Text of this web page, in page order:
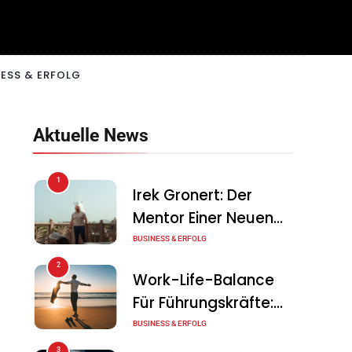
& ERFOLG
Aktuelle News
1
Irek Gronert: Der
Mentor Einer Neuen
Generation Von
BUSINESS & ERFOLG
2
Work-Life-Balance
Für Führungskräfte:
Illusion Oder Echte
BUSINESS & ERFOLG
3